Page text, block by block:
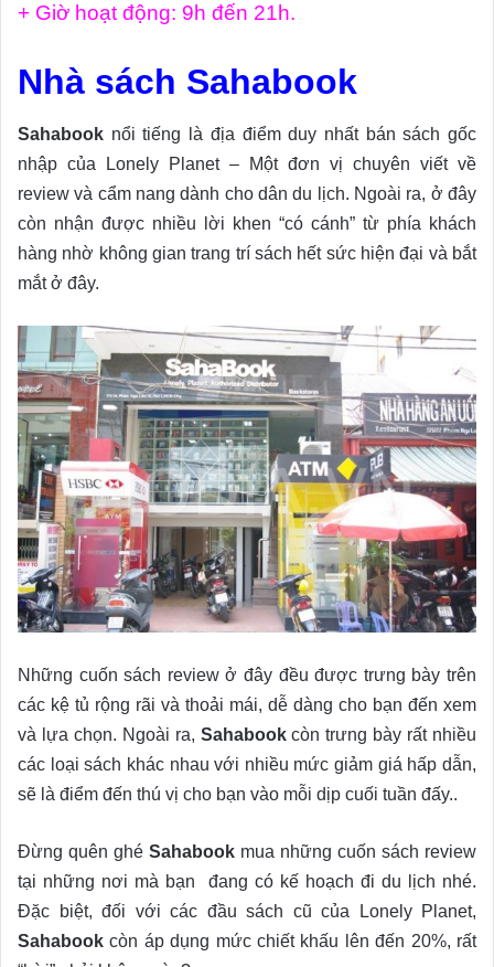
+ Giờ hoạt động: 9h đến 21h.
Nhà sách Sahabook
Sahabook nổi tiếng là địa điểm duy nhất bán sách gốc
nhập của Lonely Planet – Một đơn vị chuyên viết về
review và cẩm nang dành cho dân du lịch. Ngoài ra, ở đây
còn nhận được nhiều lời khen “có cánh” từ phía khách
hàng nhờ không gian trang trí sách hết sức hiện đại và bắt
mắt ở đây.
Những cuốn sách review ở đây đều được trưng bày trên
các kệ tủ rộng rãi và thoải mái, dễ dàng cho bạn đến xem
và lựa chọn. Ngoài ra, Sahabookcòn trưng bày rất nhiều
các loại sách khác nhau với nhiều mức giảm giá hấp dẫn,
sẽ là điểm đến thú vị cho bạn vào mỗi dịp cuối tuần đấy..
Đừng quên ghé Sahabook mua những cuốn sách review
tại những nơi mà bạn đang có kế hoạch đi du lịch nhé.
Đặc biệt, đối với các đầu sách cũ của Lonely Planet,
Sahabook còn áp dụng mức chiết khấu lên đến 20%, rất